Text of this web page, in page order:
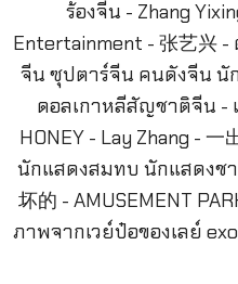
ภาพจากเวย์ป๋อของเลย์ exo